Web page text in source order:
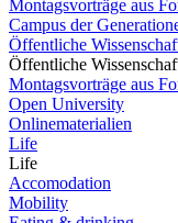
Montagsvorträge aus
Campus der
Öffentliche
Öffentliche
Montagsvorträge aus
Open University
Onlinematerialien
Life
Life
Accomodation
Mobility